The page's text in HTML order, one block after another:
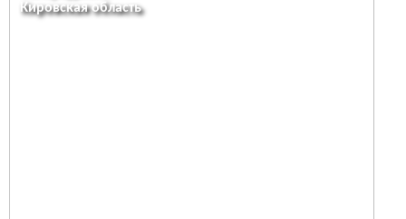
Кировская область